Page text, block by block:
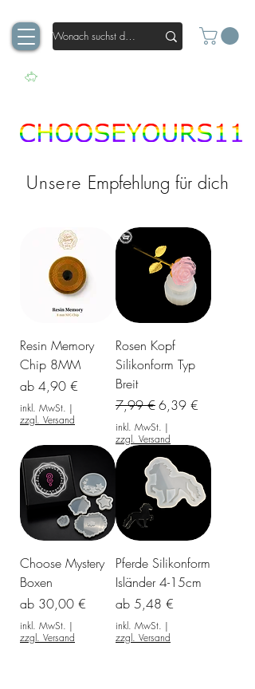
Unsere Empfehlung für dich
Resin Memory
Chip 8MM
ab 4,90 €
Sale-Preis
inkl. MwSt. |
zzgl. Versand
Rosen Kopf
Silikonform Typ
Breit
Standardpreis
7,99 €Sale-Preis
6,39 €
inkl. MwSt. |
zzgl. Versand
Choose Mystery
Boxen
ab 30,00 €
Sale-Preis
inkl. MwSt. |
zzgl. Versand
Pferde Silikonform
Isländer 4-15cm
ab 5,48 €
Sale-Preis
inkl. MwSt. |
zzgl. Versand